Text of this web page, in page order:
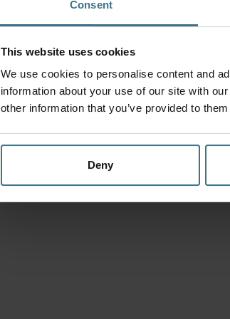
Consent
This website uses cookies
We use cookies to personalise content and
information about your use of our site with
other information that you’ve provided to
Deny